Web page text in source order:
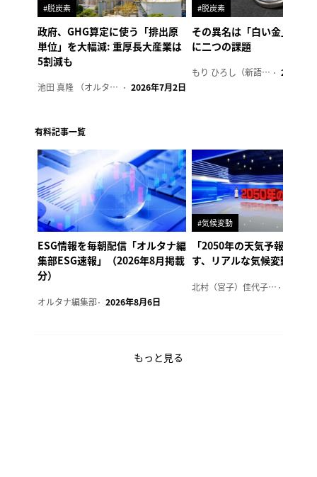
#脱炭素
政府、GHG算定に使う「排出原
単位」を大幅減: 重厚長大産業は
5割減も
池田 真隆 （オルタナ輪番編集長） 2026年7月2日
#脱炭素
その異名は「白い金」、リ
に二つの課題
もり ひろし（新語ウォッチャー） 2023年7
有料記事一覧
ESG情報を毎朝配信「オルタナ編
集部ESG速報」（2026年8月掲載
分）
オルタナ編集部 2026年8月6日
#気候変動
「2050年の天気予報 Ver.2
す、リアルな気候変動の影
北村（宮子）佳代子（オルタナ輪番編集長）
もっと見る